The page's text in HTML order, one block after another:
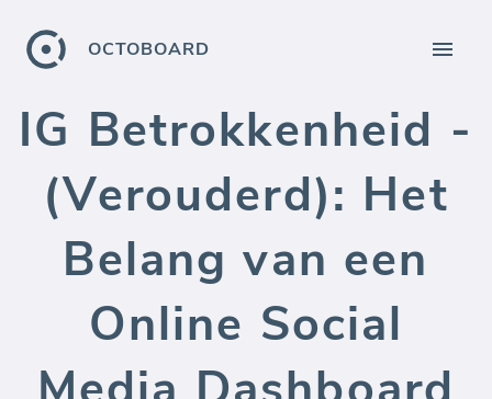
OCTOBOARD
IG Betrokkenheid -
(Verouderd): Het
Belang van een
Online Social